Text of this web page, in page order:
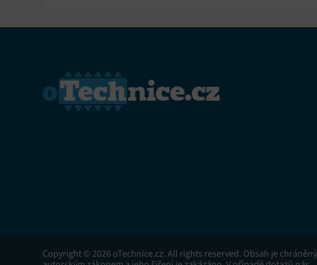
Copyright © 2026 oTechnice.cz. All rights reserved. Obsah je chráněný